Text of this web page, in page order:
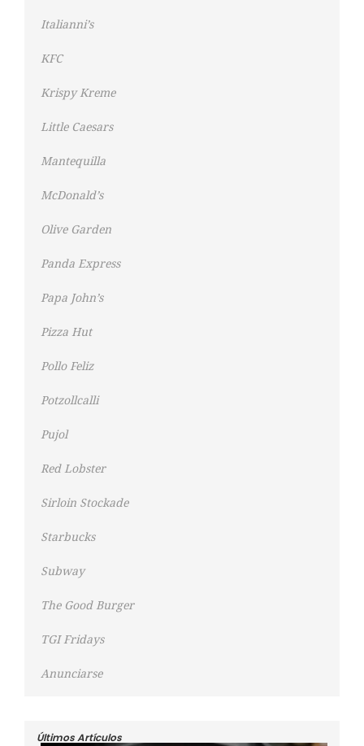
Italianni’s
KFC
Krispy Kreme
Little Caesars
Mantequilla
McDonald’s
Olive Garden
Panda Express
Papa John’s
Pizza Hut
Pollo Feliz
Potzollcalli
Pujol
Red Lobster
Sirloin Stockade
Starbucks
Subway
The Good Burger
TGI Fridays
Anunciarse
Últimos Artículos